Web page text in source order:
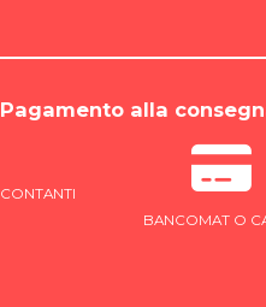
Pagamento alla
CONTANTI
BANCOMAT O